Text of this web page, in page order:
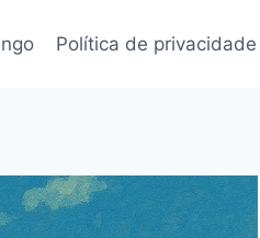
Política de privacidade